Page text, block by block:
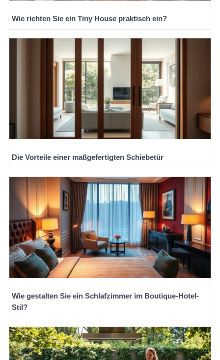
Wie richten Sie ein Tiny House praktisch ein?
Die Vorteile einer maßgefertigten Schiebetür
Wie gestalten Sie ein Schlafzimmer im Boutique-Hotel-
Stil?